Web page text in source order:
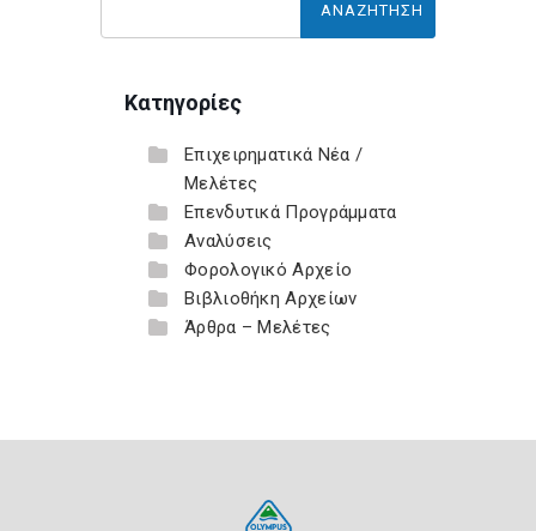
Κατηγορίες
Επιχειρηματικά Νέα /
Μελέτες
Επενδυτικά Προγράμματα
Αναλύσεις
Φορολογικό Αρχείο
Βιβλιοθήκη Αρχείων
Άρθρα – Μελέτες